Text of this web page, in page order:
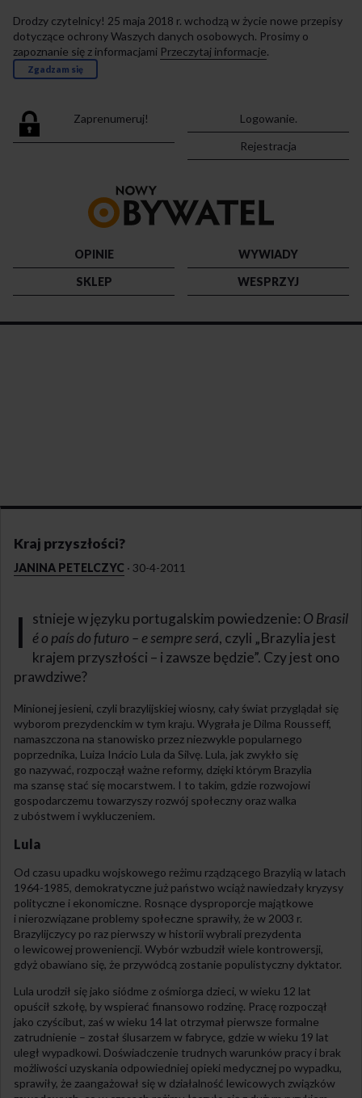
Drodzy czytelnicy! 25 maja 2018 r. wchodzą w życie nowe przepisy
dotyczące ochrony Waszych danych osobowych. Prosimy o
zapoznanie się z informacjami Przeczytaj informacje.
Zgadzam się
Zaprenumeruj!
Logowanie.
Rejestracja
strony
OPINIE
WYWIADY
SKLEP
WESPRZYJ
Kraj przyszłości?
JANINA PETELCZYC · 30-4-2011
I stnieje w języku portugalskim powiedzenie: O Brasil
é o país do futuro – e sempre será, czyli „Brazylia jest
krajem przyszłości – i zawsze będzie”. Czy jest ono
prawdziwe?
Minionej jesieni, czyli brazylijskiej wiosny, cały świat przyglądał się
wyborom prezydenckim w tym kraju. Wygrała je Dilma Rousseff,
namaszczona na stanowisko przez niezwykle popularnego
poprzednika, Luiza Inácio Lula da Silvę. Lula, jak zwykło się
go nazywać, rozpoczął ważne reformy, dzięki którym Brazylia
ma szansę stać się mocarstwem. I to takim, gdzie rozwojowi
gospodarczemu towarzyszy rozwój społeczny oraz walka
z ubóstwem i wykluczeniem.
Lula
Od czasu upadku wojskowego reżimu rządzącego Brazylią w latach
1964-1985, demokratyczne już państwo wciąż nawiedzały kryzysy
polityczne i ekonomiczne. Rosnące dysproporcje majątkowe
i nierozwiązane problemy społeczne sprawiły, że w 2003 r.
Brazylijczycy po raz pierwszy w historii wybrali prezydenta
o lewicowej proweniencji. Wybór wzbudził wiele kontrowersji,
gdyż obawiano się, że przywódcą zostanie populistyczny dyktator.
Lula urodził się jako siódme z ośmiorga dzieci, w wieku 12 lat
opuścił szkołę, by wspierać finansowo rodzinę. Pracę rozpoczął
jako czyścibut, zaś w wieku 14 lat otrzymał pierwsze formalne
zatrudnienie – został ślusarzem w fabryce, gdzie w wieku 19 lat
uległ wypadkowi. Doświadczenie trudnych warunków pracy i brak
możliwości uzyskania odpowiedniej opieki medycznej po wypadku,
sprawiły, że zaangażował się w działalność lewicowych związków